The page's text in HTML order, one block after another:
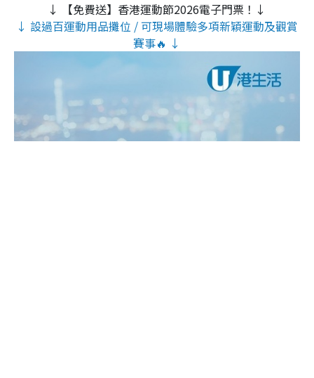
↓ 【免費送】香港運動節2026電子門票！↓
↓ 設過百運動用品攤位 / 可現場體驗多項新穎運動及觀賞
賽事🔥 ↓